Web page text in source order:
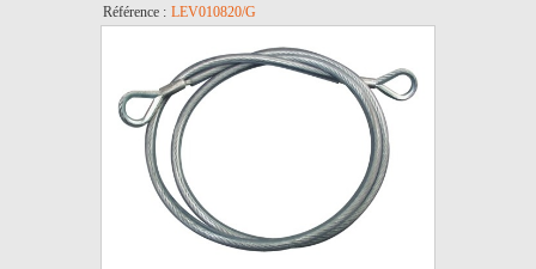
Référence : LEV010820/G